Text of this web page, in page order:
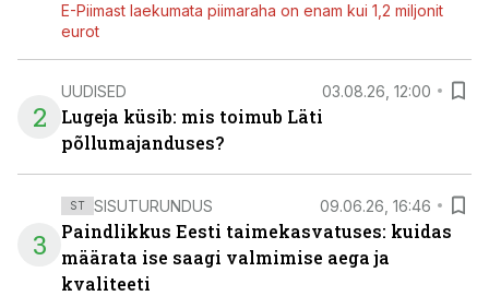
E-Piimast laekumata piimaraha on enam kui 1,2 miljonit
eurot
2
UUDISED 03.08.26, 12:00
Lugeja küsib: mis toimub Läti
põllumajanduses?
3
ST SISUTURUNDUS 09.06.26, 16:46
Paindlikkus Eesti taimekasvatuses: kuidas
määrata ise saagi valmimise aega ja
kvaliteeti